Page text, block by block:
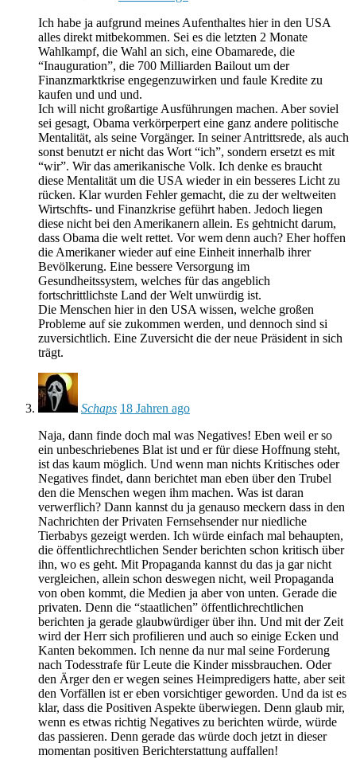
Ich habe ja aufgrund meines Aufenthaltes hier in den USA
alles direkt mitbekommen. Sei es die letzten 2 Monate
Wahlkampf, die Wahl an sich, eine Obamarede, die
“Inauguration”, die 700 Milliarden Bailout um der
Finanzmarktkrise engegenzuwirken und faule Kredite zu
kaufen und und und.
Ich will nicht großartige Ausführungen machen. Aber soviel
sei gesagt, Obama verkörperpert eine ganz andere politische
Mentalität, als seine Vorgänger. In seiner Antrittsrede, als auch
sonst benutzt er nicht das Wort “ich”, sondern ersetzt es mit
“wir”. Wir das amerikanische Volk. Ich denke es braucht
diese Mentalität um die USA wieder in ein besseres Licht zu
rücken. Klar wurden Fehler gemacht, die zu der weltweiten
Wirtschfts- und Finanzkrise geführt haben. Jedoch liegen
diese nicht bei den Amerikanern allein. Es gehtnicht darum,
dass Obama die welt rettet. Vor wem denn auch? Eher hoffen
die Amerikaner wieder auf eine Einheit innerhalb ihrer
Bevölkerung. Eine bessere Versorgung im
Gesundheitssystem, welches für das angeblich
fortschrittlichste Land der Welt unwürdig ist.
Die Menschen hier in den USA wissen, welche großen
Probleme auf sie zukommen werden, und dennoch sind si
zuversichtlich. Eine Zuversicht die der neue Präsident in sich
trägt.
Schaps 18 Jahren ago
Naja, dann finde doch mal was Negatives! Eben weil er so
ein unbeschriebenes Blat ist und er für diese Hoffnung steht,
ist das kaum möglich. Und wenn man nichts Kritisches oder
Negatives findet, dann berichtet man eben über den Trubel
den die Menschen wegen ihm machen. Was ist daran
verwerflich? Dann kannst du ja genauso meckern dass in den
Nachrichten der Privaten Fernsehsender nur niedliche
Tierbabys gezeigt werden. Ich würde einfach mal behaupten,
die öffentlichrechtlichen Sender berichten schon kritisch über
ihn, wo es geht. Mit Propaganda kannst du das ja gar nicht
vergleichen, allein schon deswegen nicht, weil Propaganda
von oben kommt, die Medien ja aber von unten. Gerade die
privaten. Denn die “staatlichen” öffentlichrechtlichen
berichten ja gerade glaubwürdiger über ihn. Und mit der Zeit
wird der Herr sich profilieren und auch so einige Ecken und
Kanten bekommen. Ich nenne da nur mal seine Forderung
nach Todesstrafe für Leute die Kinder missbrauchen. Oder
den Ärger den er wegen seines Heimpredigers hatte, aber seit
den Vorfällen ist er eben vorsichtiger geworden. Und da ist es
klar, dass die Positiven Aspekte überwiegen. Denn glaub mir,
wenn es etwas richtig Negatives zu berichten würde, würde
das passieren. Denn gerade das würde doch jetzt in dieser
momentan positiven Berichterstattung auffallen!